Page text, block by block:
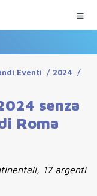
Eventi / 2024 /
senza
Roma
17 argenti